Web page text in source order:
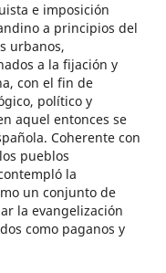
e imposición
a principios del
urbanos,
a la fijación y
con el fin de
político y
aquel entonces se
Coherente con
pueblos
la
un conjunto de
la evangelización
como paganos y